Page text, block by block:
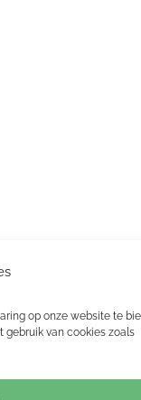
op onze website te
gebruik van cookies zoals